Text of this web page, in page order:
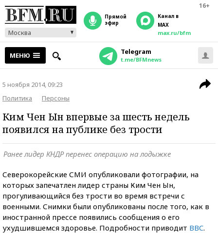
16+
Москва
прямой
эфир
Канал в
MAX
max.ru/bfm
МЕНЮ Telegram
t.me/BFMnews
5 ноября 2014, 09:23
Политика
Персоны
Ким Чен Ын впервые за шесть недель
появился на публике без трости
Ранее лидер КНДР перенес операцию на лодыжке
Северокорейские СМИ опубликовали фотографии, на
которых запечатлен лидер страны Ким Чен Ын,
прогуливающийся без трости во время встречи с
военными. Снимки были опубликованы после того, как в
иностранной прессе появились сообщения о его
ухудшившемся здоровье. Подробности приводит BBC.